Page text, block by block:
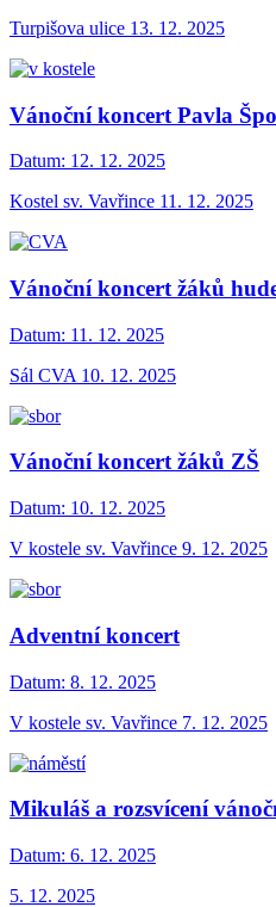
Turpišova ulice 13. 12. 2025
Vánoční koncert Pavla
Datum: 12. 12. 2025
Kostel sv. Vavřince 11. 12. 2025
Vánoční koncert žáků
Datum: 11. 12. 2025
Sál CVA 10. 12. 2025
Vánoční koncert žáků ZŠ
Datum: 10. 12. 2025
V kostele sv. Vavřince 9. 12. 2025
Adventní koncert
Datum: 8. 12. 2025
V kostele sv. Vavřince 7. 12. 2025
Mikuláš a rozsvícení
Datum: 6. 12. 2025
5. 12. 2025